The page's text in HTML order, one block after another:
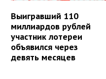
Выигравший 110
миллиардов рублей
участник лотереи
объявился через
девять месяцев